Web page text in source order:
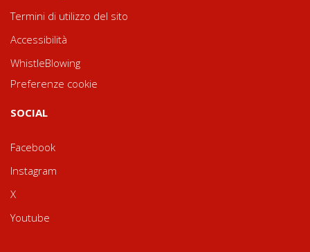
Termini di utilizzo del sito
Accessibilità
WhistleBlowing
Preferenze cookie
SOCIAL
Facebook
Instagram
X
Youtube